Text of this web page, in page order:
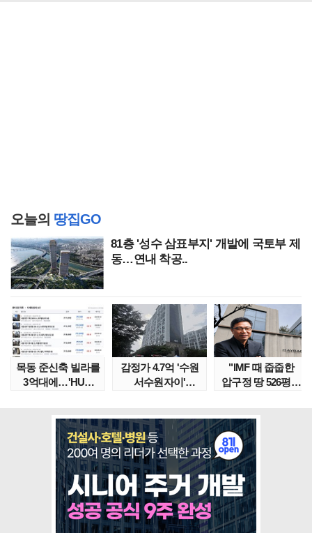
오늘의 땅집GO
81층 '성수 삼표부지' 개발에 국토부 제
동…연내 착공..
목동 준신축 빌라를
3억대에…'HUG
감정가 4.7억 '수원
서수원자이'
"IMF 때 줍줍한
압구정 땅 526평의